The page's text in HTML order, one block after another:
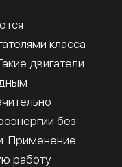
класса
двигатели
без
Применение
работу